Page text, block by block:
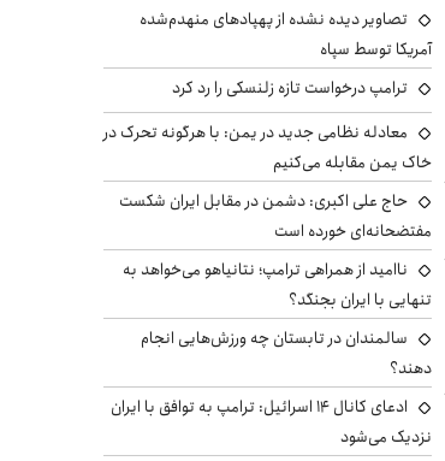
تصاویر دیده نشده از پهپادهای منهدم‌شده
آمریکا توسط سپاه
ترامپ درخواست تازه زلنسکی را رد کرد
معادله نظامی جدید در یمن: با هرگونه تحرک در
خاک یمن مقابله می‌کنیم
حاج علی اکبری: دشمن در مقابل ایران شکست
مفتضحانه‌ای خورده است
ناامید از همراهی ترامپ؛ نتانیاهو می‌خواهد به
تنهایی با ایران بجنگد؟
سالمندان در تابستان چه ورزش‌هایی انجام
دهند؟
ادعای کانال ۱۴ اسرائیل: ترامپ به توافق با ایران
نزدیک می‌شود